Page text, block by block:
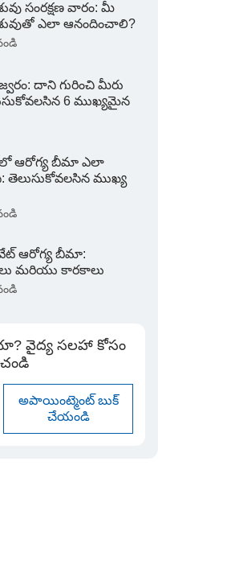
సంరక్షణ వారం: మీ
ఎలా ఆనందించాలి?
దాని గురించి మీరు
6 ముఖ్యమైన
ఆరోగ్య బీమా ఎలా
తెలుసుకోవలసిన ముఖ్య
ఆరోగ్య బీమా:
మరియు కారకాలు
వైద్య సలహా కోసం
అపాయింట్మెంట్ బుక్
చేయండి